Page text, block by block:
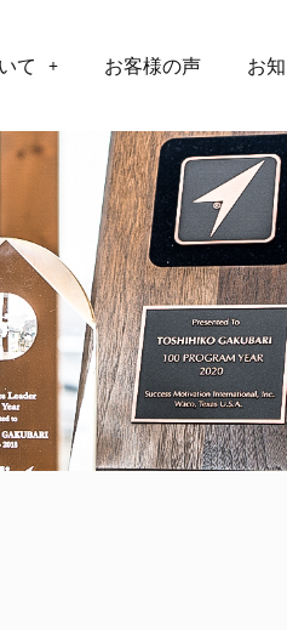
て お客様の声 お